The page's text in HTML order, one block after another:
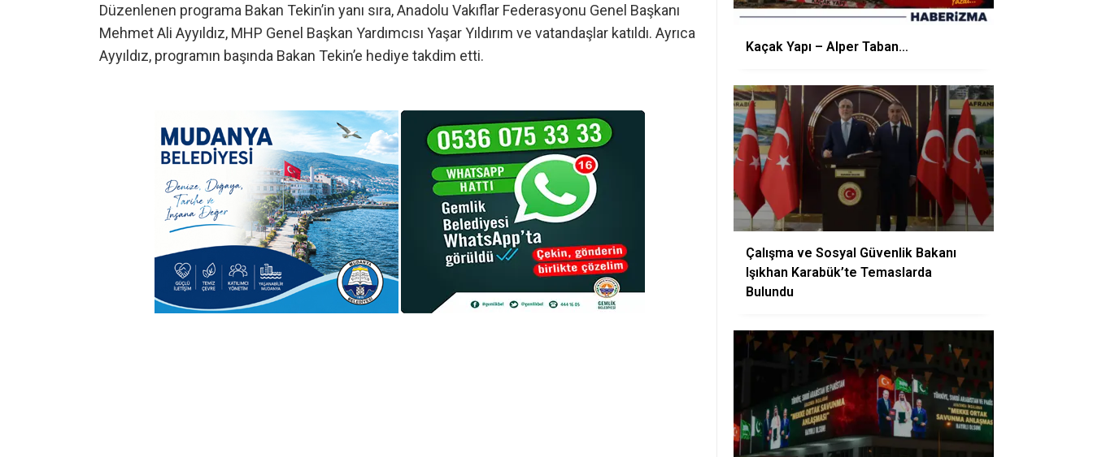
Düzenlenen programa Bakan Tekin’in yanı sıra, Anadolu Vakıflar Federasyonu Genel Başkanı
Mehmet Ali Ayyıldız, MHP Genel Başkan Yardımcısı Yaşar Yıldırım ve vatandaşlar katıldı. Ayrıca
Ayyıldız, programın başında Bakan Tekin’e hediye takdim etti.
Kaçak Yapı – Alper Taban…
Çalışma ve Sosyal Güvenlik Bakanı
Işıkhan Karabük’te Temaslarda
Bulundu